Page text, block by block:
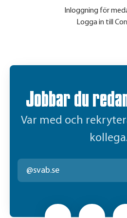
Inloggning för
Logga in till
Jobbar du
Var med och
@svab.se